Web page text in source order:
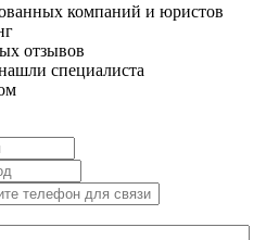
компаний и юристов
отзывов
специалиста